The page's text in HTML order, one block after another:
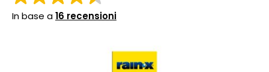
In base a16 recensioni